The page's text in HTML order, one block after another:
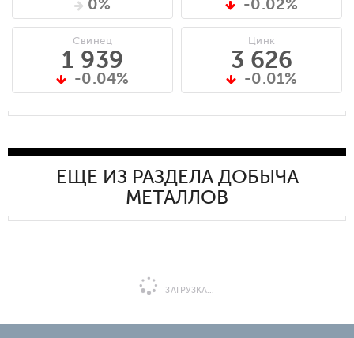
0%
Свинец
1 939
-0.04%
-0.02%
Цинк
3 626
-0.01%
ЕЩЕ ИЗ РАЗДЕЛА ДОБЫЧА
МЕТАЛЛОВ
ЗАГРУЗКА...